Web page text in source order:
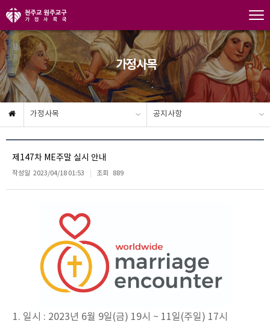
가정사목
가정사목 공지사항
제147차 ME주말 실시 안내
작성일 2023/04/18 01:53 조회 889
1. 일시 : 2023년 6월 9일(금) 19시 ~ 11일(주일) 17시